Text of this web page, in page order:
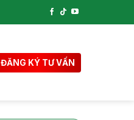
ĐĂNG KÝ TƯ VẤN